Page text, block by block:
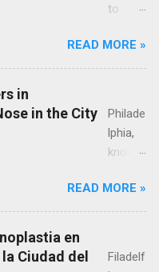
to
how
much
in New
the
of the
READ MORE »
in
in the City
Philade
lphia,
known
City of
Brothe
READ MORE »
en
Ciudad del
Filadelf